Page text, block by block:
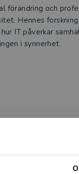
förändring och
Hennes
IT påverkar
i synnerhet.